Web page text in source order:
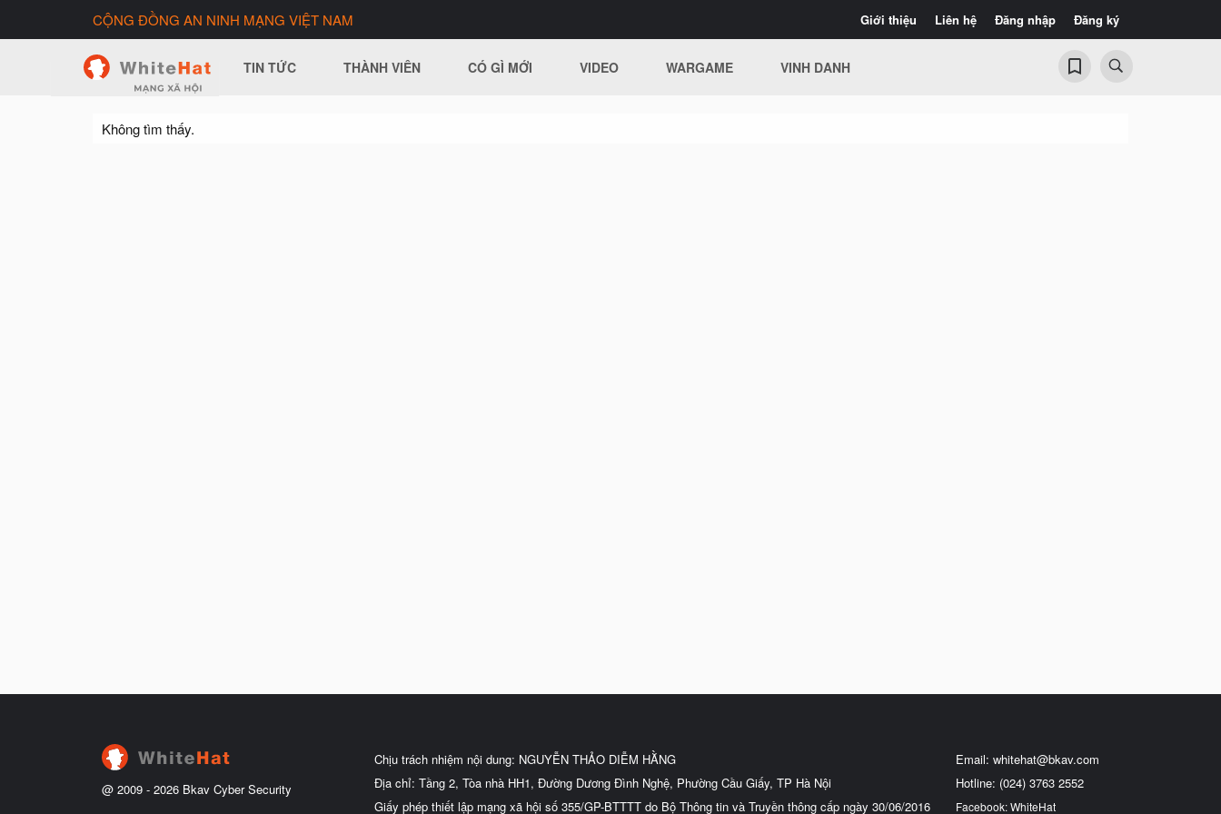
Giới thiệu Liên hệ Đăng nhập Đăng ký
CỘNG ĐỒNG AN NINH MẠNG VIỆT NAM
TIN TỨC THÀNH VIÊN CÓ GÌ MỚI VIDEO WARGAME VINH DANH
Không tìm thấy.
@ 2009 - 2026 Bkav Cyber Security
Chịu trách nhiệm nội dung: NGUYỄN THẢO DIỄM HẰNG
Địa chỉ: Tầng 2, Tòa nhà HH1, Đường Dương Đình Nghệ, Phường Cầu Giấy, TP Hà Nội
Giấy phép thiết lập mạng xã hội số 355/GP-BTTTT do Bộ Thông tin và Truyền thông cấp ngày 30/06/2016
Email: whitehat@bkav.com
Hotline: (024) 3763 2552
Facebook: WhiteHat